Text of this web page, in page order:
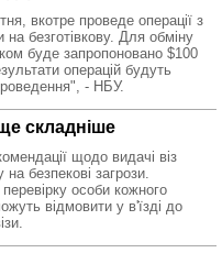
вкотре проведе операції з
на безготівкову. Для обміну
буде запропоновано $100
операцій будуть
- НБУ.
складніше
щодо видачі віз
безпекові загрози.
особи кожного
відмовити у в'їзді до